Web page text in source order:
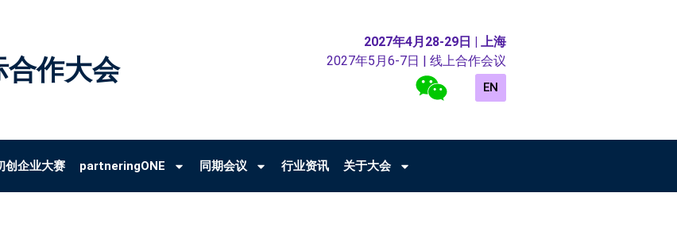
合作大会
2027年4月28-29日 | 上海
2027年5月6-7日 | 线上合作会议
EN
创企业大赛 partneringONE 同期会议 行业资讯 关于大会